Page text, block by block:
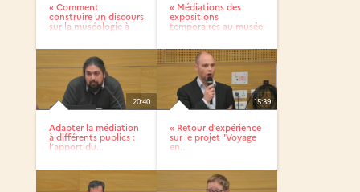
« Comment
construire un discours
sur la muséologie à
« Médiations des
expositions
temporaires au musée
20:40
Adapter la médiation
à différents publics :
l’apport du...
15:39
« Retour d’expérience
sur le projet "Voyage
en...